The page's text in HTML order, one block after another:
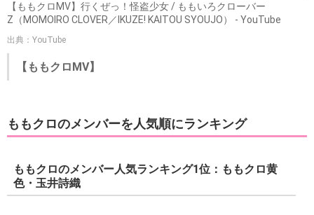
【ももクロMV】行くぜっ！怪盗少女 / ももいろクローバー
Z（MOMOIRO CLOVER／IKUZE! KAITOU SYOUJO） - YouTube
出典：YouTube
【ももクロMV】
ももクロのメンバーを人気順にランキング
ももクロのメンバー人気ランキング1位：ももクロ黄
色・玉井詩織